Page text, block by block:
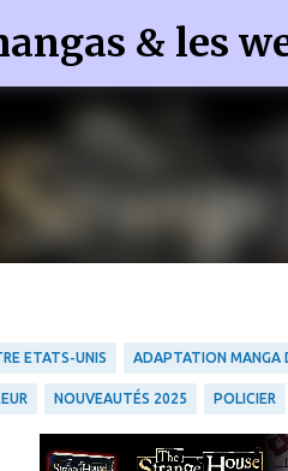
& les
ETATS-UNIS ADAPTATION MANGA
NOUVEAUTÉS 2025 POLICIER